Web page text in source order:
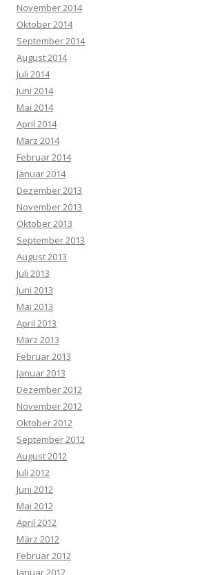
November 2014
Oktober 2014
September 2014
August 2014
Juli 2014
Juni 2014
Mai 2014
April 2014
März 2014
Februar 2014
Januar 2014
Dezember 2013
November 2013
Oktober 2013
September 2013
August 2013
Juli 2013
Juni 2013
Mai 2013
April 2013
März 2013
Februar 2013
Januar 2013
Dezember 2012
November 2012
Oktober 2012
September 2012
August 2012
Juli 2012
Juni 2012
Mai 2012
April 2012
März 2012
Februar 2012
Januar 2012